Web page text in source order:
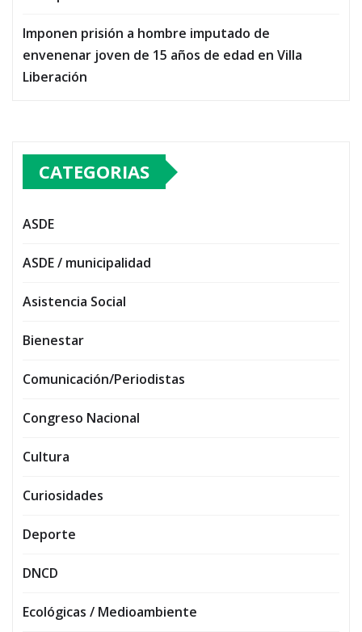
Imponen prisión a hombre imputado de
envenenar joven de 15 años de edad en Villa
Liberación
CATEGORIAS
ASDE
ASDE / municipalidad
Asistencia Social
Bienestar
Comunicación/Periodistas
Congreso Nacional
Cultura
Curiosidades
Deporte
DNCD
Ecológicas / Medioambiente